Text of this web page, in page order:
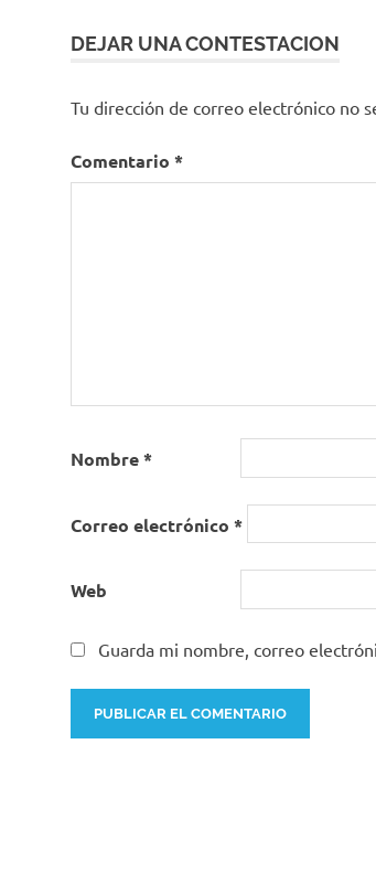
DEJAR UNA CONTESTACION
Tu dirección de correo electrónico no
Comentario *
Nombre*
Correo electrónico *
Web
Guarda mi nombre, correo